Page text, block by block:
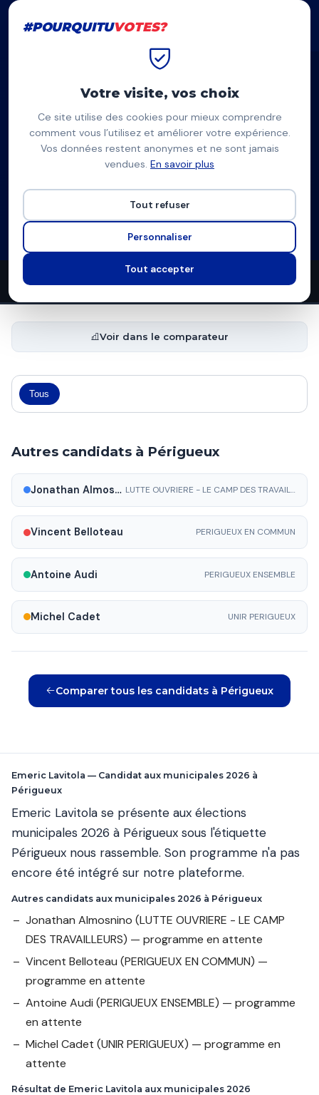
#POURQUITUVOTES?
EL
Emeric Lavitola
Liste d'union à gauche
0propositions0thèmes couverts5candidats en lice
Voir dans le comparateur
Tous
Autres candidats à Périgueux
Jonathan Almosnino LUTTE OUVRIERE - LE CAMP DES TRAVAILLEURS
Vincent Belloteau PERIGUEUX EN COMMUN
Antoine Audi PERIGUEUX ENSEMBLE
Michel Cadet UNIR PERIGUEUX
Comparer tous les candidats à Périgueux
Emeric Lavitola — Candidat aux municipales 2026 à
Périgueux
Emeric Lavitola se présente aux élections
municipales 2026 à Périgueux sous l'étiquette
Périgueux nous rassemble. Son programme n'a pas
encore été intégré sur notre plateforme.
Autres candidats aux municipales 2026 à Périgueux
Jonathan Almosnino (LUTTE OUVRIERE - LE CAMP
DES TRAVAILLEURS) — programme en attente
Vincent Belloteau (PERIGUEUX EN COMMUN) —
programme en attente
Antoine Audi (PERIGUEUX ENSEMBLE) — programme
en attente
Michel Cadet (UNIR PERIGUEUX) — programme en
attente
Résultat de Emeric Lavitola aux municipales 2026
#POURQUITUVOTES?
Votre visite, vos choix
Ce site utilise des cookies pour mieux comprendre
comment vous l’utilisez et améliorer votre expérience.
Vos données restent anonymes et ne sont jamais
vendues. En savoir plus
Tout refuser
Personnaliser
Tout accepter